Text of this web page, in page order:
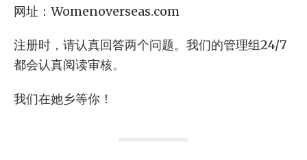
网址：Womenoverseas.com
注册时，请认真回答两个问题。我们的管理组24/7
都会认真阅读审核。
我们在她乡等你！